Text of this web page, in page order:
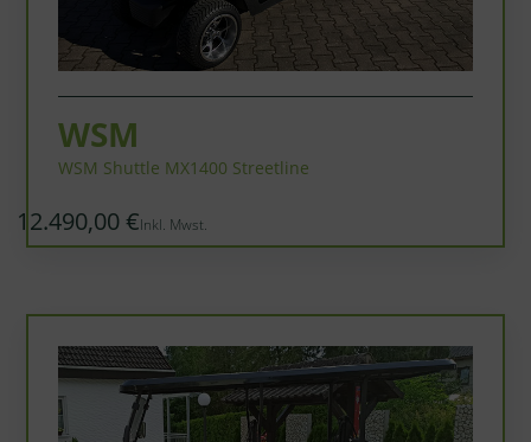
WSM
WSM Shuttle MX1400 Streetline
12.490,00 €Inkl. Mwst.